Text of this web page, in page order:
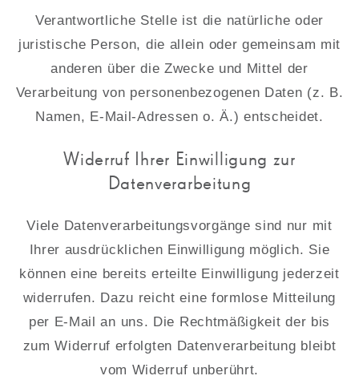
Verantwortliche Stelle ist die natürliche oder
juristische Person, die allein oder gemeinsam mit
anderen über die Zwecke und Mittel der
Verarbeitung von personenbezogenen Daten (z. B.
Namen, E-Mail-Adressen o. Ä.) entscheidet.
Widerruf Ihrer Einwilligung zur
Datenverarbeitung
Viele Datenverarbeitungsvorgänge sind nur mit
Ihrer ausdrücklichen Einwilligung möglich. Sie
können eine bereits erteilte Einwilligung jederzeit
widerrufen. Dazu reicht eine formlose Mitteilung
per E-Mail an uns. Die Rechtmäßigkeit der bis
zum Widerruf erfolgten Datenverarbeitung bleibt
vom Widerruf unberührt.